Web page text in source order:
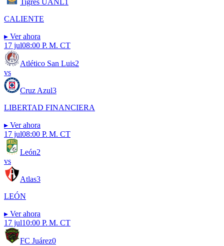
Tigres UANL1
CALIENTE
▸ Ver ahora
17 jul08:00 P. M. CT
Atlético San Luis2
vs
Cruz Azul3
LIBERTAD FINANCIERA
▸ Ver ahora
17 jul08:00 P. M. CT
León2
vs
Atlas3
LEÓN
▸ Ver ahora
17 jul10:00 P. M. CT
FC Juárez0